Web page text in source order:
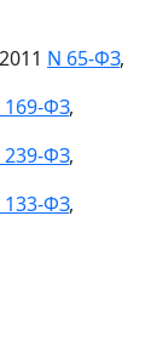
N 65-ФЗ,
169-ФЗ,
239-ФЗ,
133-ФЗ,